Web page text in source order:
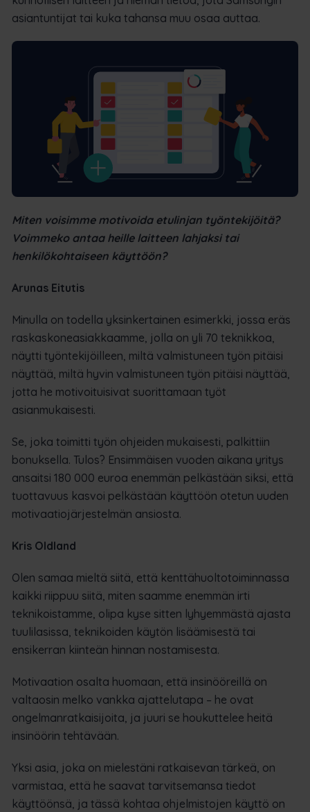
asiantuntijat tai kuka tahansa muu osaa auttaa.
Miten voisimme motivoida etulinjan työntekijöitä?
Voimmeko antaa heille laitteen lahjaksi tai
henkilökohtaiseen käyttöön?
Arunas Eitutis
Minulla on todella yksinkertainen esimerkki, jossa eräs
raskaskoneasiakkaamme, jolla on yli 70 teknikkoa,
näytti työntekijöilleen, miltä valmistuneen työn pitäisi
näyttää, miltä hyvin valmistuneen työn pitäisi näyttää,
jotta he motivoituisivat suorittamaan työt
asianmukaisesti.
Se, joka toimitti työn ohjeiden mukaisesti, palkittiin
bonuksella. Tulos? Ensimmäisen vuoden aikana yritys
ansaitsi 180 000 euroa enemmän pelkästään siksi, että
tuottavuus kasvoi pelkästään käyttöön otetun uuden
motivaatiojärjestelmän ansiosta.
Kris Oldland
Olen samaa mieltä siitä, että kenttähuoltotoiminnassa
kaikki riippuu siitä, miten saamme enemmän irti
teknikoistamme, olipa kyse sitten lyhyemmästä ajasta
tuulilasissa, teknikoiden käytön lisäämisestä tai
ensikerran kiinteän hinnan nostamisesta.
Motivaation osalta huomaan, että insinööreillä on
valtaosin melko vankka ajattelutapa – he ovat
ongelmanratkaisijoita, ja juuri se houkuttelee heitä
insinöörin tehtävään.
Yksi asia, joka on mielestäni ratkaisevan tärkeä, on
varmistaa, että he saavat tarvitsemansa tiedot
käyttöönsä, ja tässä kohtaa ohjelmistojen käyttö on